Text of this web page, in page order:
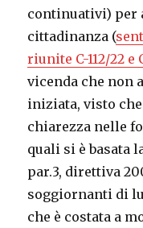
continuativi) per
cittadinanza (
riunite C-112/22 e
vicenda che non
iniziata, visto
chiarezza nelle
quali si è basata
par.3, direttiva
soggiornanti di
che è costata a